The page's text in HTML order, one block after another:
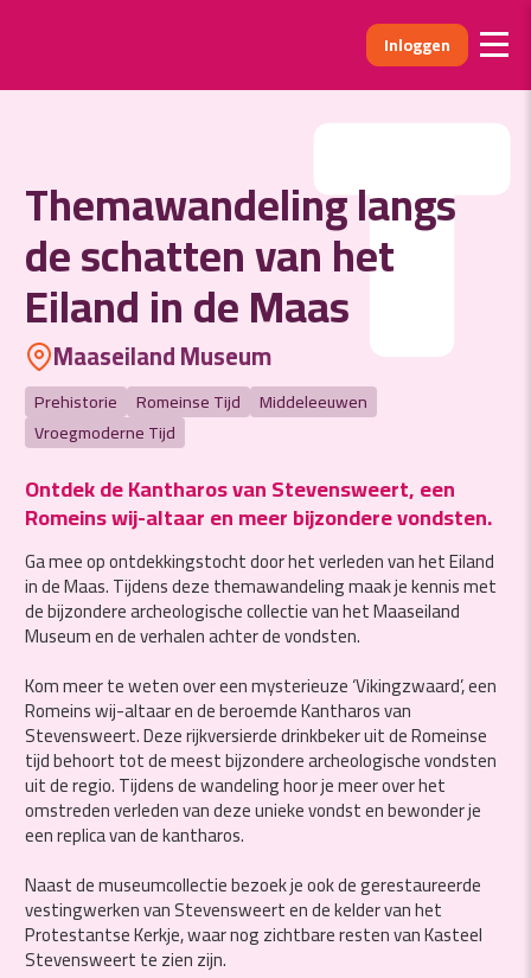
Inloggen
T
Themawandeling langs
de schatten van het
Eiland in de Maas
Maaseiland Museum
Prehistorie Romeinse Tijd
Middeleeuwen
Vroegmoderne Tijd
Ontdek de Kantharos van Stevensweert, een
Romeins wij-altaar en meer bijzondere vondsten.
Ga mee op ontdekkingstocht door het verleden van het Eiland
in de Maas. Tijdens deze themawandeling maak je kennis met
de bijzondere archeologische collectie van het Maaseiland
Museum en de verhalen achter de vondsten.
Kom meer te weten over een mysterieuze ‘Vikingzwaard’, een
Romeins wij-altaar en de beroemde Kantharos van
Stevensweert. Deze rijkversierde drinkbeker uit de Romeinse
tijd behoort tot de meest bijzondere archeologische vondsten
uit de regio. Tijdens de wandeling hoor je meer over het
omstreden verleden van deze unieke vondst en bewonder je
een replica van de kantharos.
Naast de museumcollectie bezoek je ook de gerestaureerde
vestingwerken van Stevensweert en de kelder van het
Protestantse Kerkje, waar nog zichtbare resten van Kasteel
Stevensweert te zien zijn.